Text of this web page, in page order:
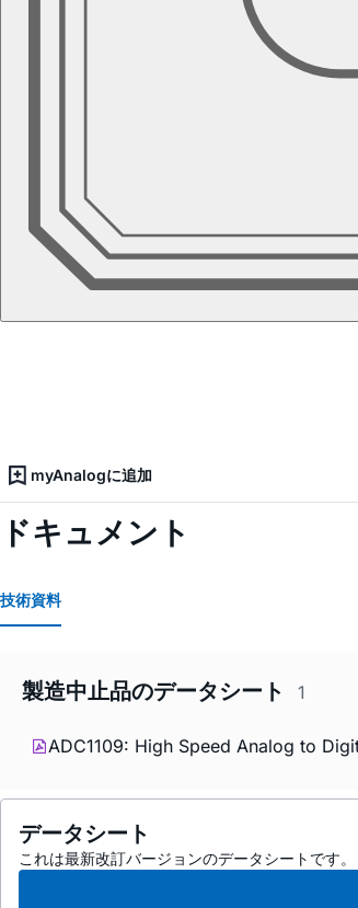
myAnalogに追加
ドキュメント
技術資料
製造中止品のデータシート 1
ADC1109: High Speed Analog to
データシート
これは最新改訂バージョンのデータシートです。